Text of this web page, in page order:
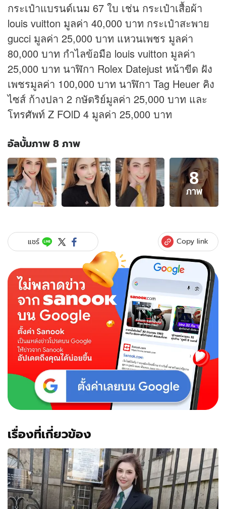
กระเป๋าแบรนด์เนม 67 ใบ เช่น กระเป๋าเสื้อผ้า
louis vuitton มูลค่า 40,000 บาท กระเป๋าสะพาย
gucci มูลค่า 25,000 บาท แหวนเพชร มูลค่า
80,000 บาท กำไลข้อมือ louis vuitton มูลค่า
25,000 บาท นาฬิกา Rolex Datejust หน้าขีด ฝัง
เพชรมูลค่า 100,000 บาท นาฬิกา Tag Heuer คิง
ไซส์ ก้างปลา 2 กษัตริย์มูลค่า 25,000 บาท และ
โทรศัพท์ Z FOlD 4 มูลค่า 25,000 บาท
อัลบั้มภาพ 8 ภาพ
อัลบั้ม
ภาพ
8
ภาพ
ของ
เกศ"
รวย
ล้าน
คน
โฟกัส
ราย
"แขวน
ป้าย
หมอ"
2
8
ภาพ
แชร์ Copy link
เรื่องที่เกี่ยวข้อง